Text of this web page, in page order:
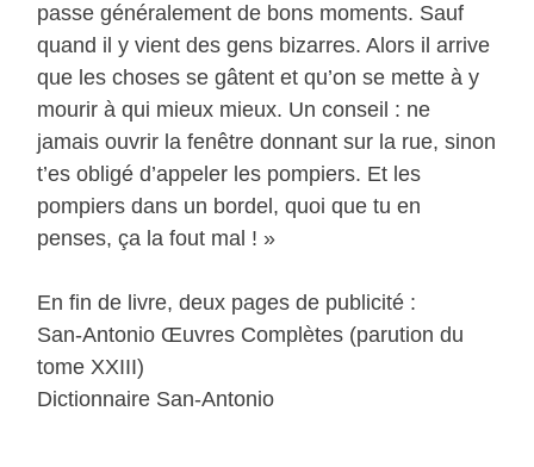
passe généralement de bons moments. Sauf
quand il y vient des gens bizarres. Alors il arrive
que les choses se gâtent et qu’on se mette à y
mourir à qui mieux mieux. Un conseil : ne
jamais ouvrir la fenêtre donnant sur la rue, sinon
t’es obligé d’appeler les pompiers. Et les
pompiers dans un bordel, quoi que tu en
penses, ça la fout mal ! »
En fin de livre, deux pages de publicité :
San-Antonio Œuvres Complètes (parution du
tome XXIII)
Dictionnaire San-Antonio